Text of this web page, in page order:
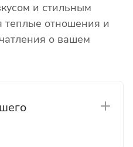
и стильным
теплые отношения и
о вашем